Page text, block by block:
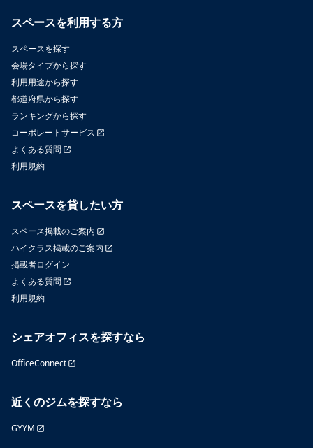
スペースを利用する方
スペースを探す
会場タイプから探す
利用用途から探す
都道府県から探す
ランキングから探す
コーポレートサービス
よくある質問
利用規約
スペースを貸したい方
スペース掲載のご案内
ハイクラス掲載のご案内
掲載者ログイン
よくある質問
利用規約
シェアオフィスを探すなら
OfficeConnect
近くのジムを探すなら
GYYM